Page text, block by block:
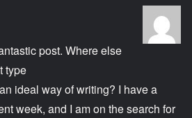
post. Where else
type
ideal way of writing? I have a
week, and I am on the search for